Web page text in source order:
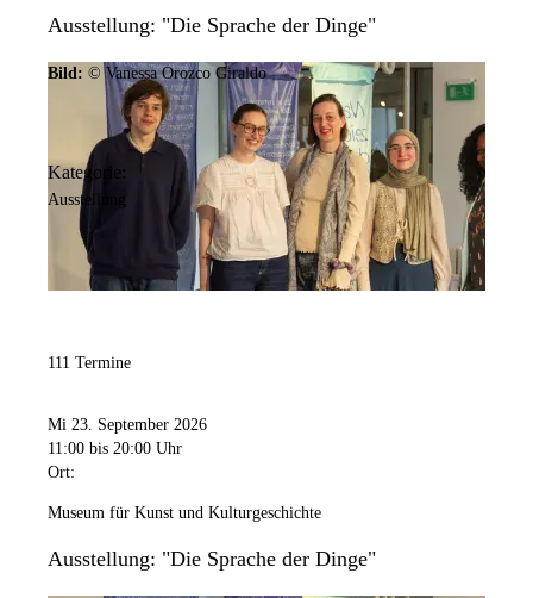
Ausstellung: "Die Sprache der Dinge"
Bild: © Vanessa Orozco Giraldo
Kategorie:
Ausstellung
111 Termine
Mi 23. September 2026
11:00 bis 20:00 Uhr
Ort:
Museum für Kunst und Kulturgeschichte
Ausstellung: "Die Sprache der Dinge"